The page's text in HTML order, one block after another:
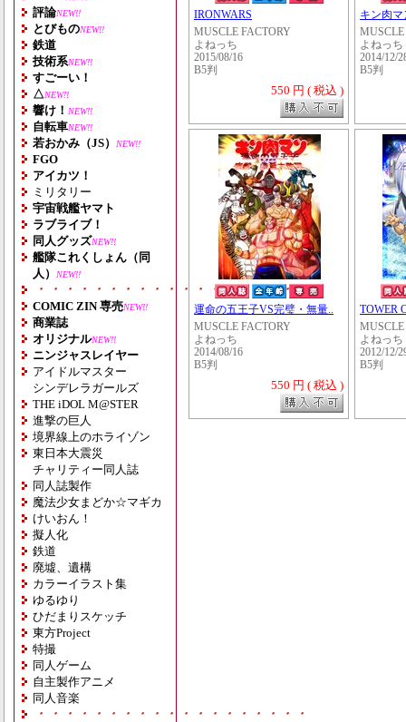
評論NEW!!
とびものNEW!!
鉄道
技術系NEW!!
すごーい！
△NEW!!
響け！ NEW!!
自転車NEW!!
若おかみ（JS） NEW!!
FGO
アイカツ！
ミリタリー
宇宙戦艦ヤマト
ラブライブ！
同人グッズNEW!!
艦隊これくしょん（同
人）
NEW!!
・・・・・・・・・・・・・・・・・・・
COMIC ZIN 専売NEW!!
商業誌
オリジナルNEW!!
ニンジャスレイヤー
アイドルマスター
シンデレラガールズ
THE iDOL M@STER
進撃の巨人
境界線上のホライゾン
東日本大震災
チャリティー同人誌
同人誌製作
魔法少女まどか☆マギカ
けいおん！
擬人化
鉄道
廃墟、遺構
カラーイラスト集
ゆるゆり
ひだまりスケッチ
東方Project
特撮
同人ゲーム
自主製作アニメ
同人音楽
・・・・・・・・・・・・・・・・・・・
IRONWARS
MUSCLE FACTORY
よねっち
2015/08/16
B5判
550 円 ( 税込 )
キン肉
よねっち
2014/12/
B5判
運命の五王子VS完璧・無量..
MUSCLE FACTORY
よねっち
2014/08/16
B5判
550 円 ( 税込 )
TOWER
よねっち
2012/12/
B5判